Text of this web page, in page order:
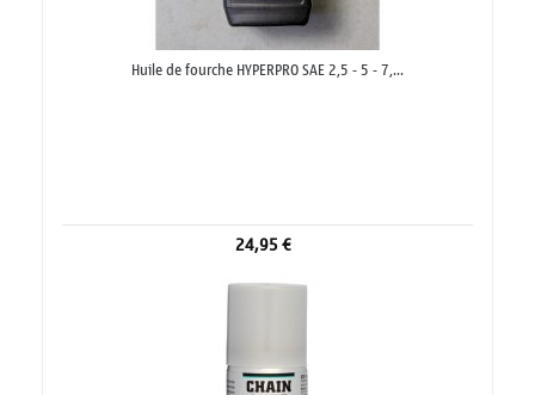
Huile de fourche HYPERPRO SAE 2,5 - 5 - 7,...
24,95 €